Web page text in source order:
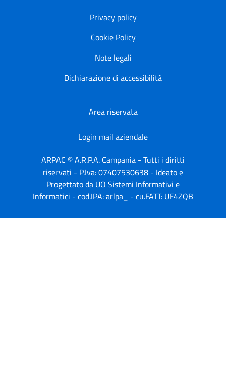
Privacy policy
Cookie Policy
Note legali
Dichiarazione di accessibilitá
Area riservata
Login mail aziendale
ARPAC © A.R.P.A. Campania - Tutti i diritti
riservati - P.Iva: 07407530638 - Ideato e
Progettato da UO Sistemi Informativi e
Informatici - cod.IPA: arlpa_ - cu.FATT: UF4ZQB